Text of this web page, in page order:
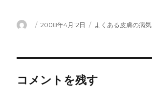
投 投
2008年4月12日
カ
よくある皮膚の病気
コメントを残す